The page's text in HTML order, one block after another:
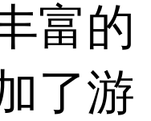
富的
了游